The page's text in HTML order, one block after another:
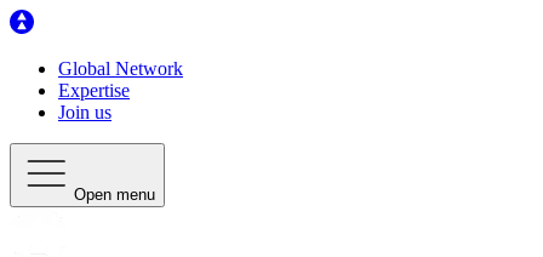
Global Network
Expertise
Join us
Open menu